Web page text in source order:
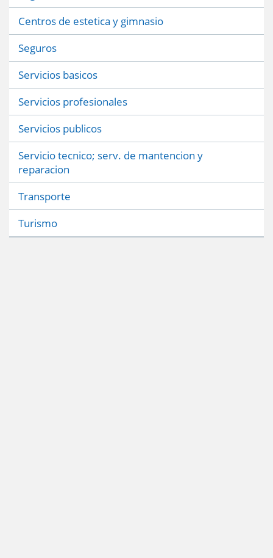
Centros de estetica y gimnasio
Seguros
Servicios basicos
Servicios profesionales
Servicios publicos
Servicio tecnico; serv. de mantencion y
reparacion
Transporte
Turismo